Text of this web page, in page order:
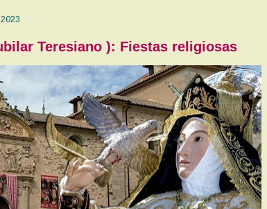
Teresiano ): Fiestas religiosas